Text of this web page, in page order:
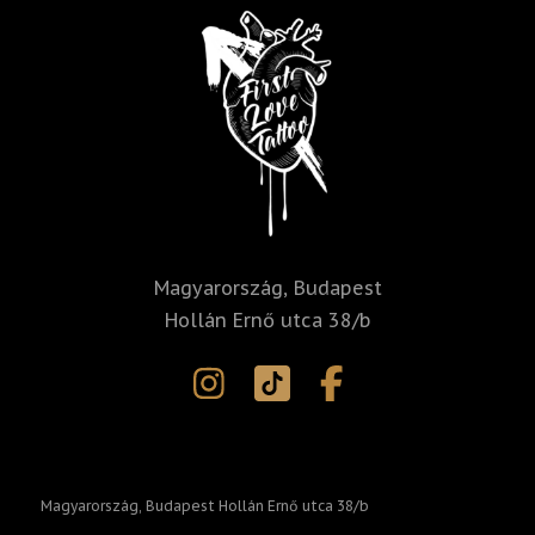
Magyarország, Budapest
Hollán Ernő utca 38/b
Magyarország, Budapest Hollán Ernő utca 38/b